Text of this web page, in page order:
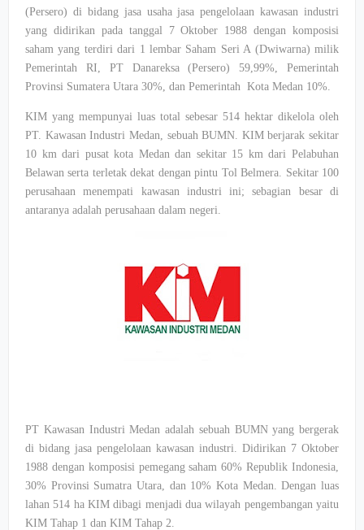
(Persero) di bidang jasa usaha jasa pengelolaan kawasan industri
yang didirikan pada tanggal 7 Oktober 1988 dengan komposisi
saham yang terdiri dari 1 lembar Saham Seri A (Dwiwarna) milik
Pemerintah RI, PT Danareksa (Persero) 59,99%, Pemerintah
Provinsi Sumatera Utara 30%, dan Pemerintah Kota Medan 10%.
KIM yang mempunyai luas total sebesar 514 hektar dikelola oleh
PT. Kawasan Industri Medan, sebuah BUMN. KIM berjarak sekitar
10 km dari pusat kota Medan dan sekitar 15 km dari Pelabuhan
Belawan serta terletak dekat dengan pintu Tol Belmera. Sekitar 100
perusahaan menempati kawasan industri ini; sebagian besar di
antaranya adalah perusahaan dalam negeri.
PT Kawasan Industri Medan adalah sebuah BUMN yang bergerak
di bidang jasa pengelolaan kawasan industri. Didirikan 7 Oktober
1988 dengan komposisi pemegang saham 60% Republik Indonesia,
30% Provinsi Sumatra Utara, dan 10% Kota Medan. Dengan luas
lahan 514 ha KIM dibagi menjadi dua wilayah pengembangan yaitu
KIM Tahap 1 dan KIM Tahap 2.